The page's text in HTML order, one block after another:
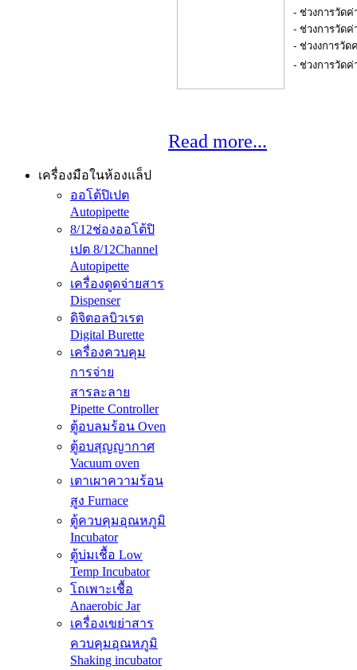
- ช่วงการวัดค่
- ช่วงการวัดค่
- ช่วงงการวัด
- ช่วงการวัด
Read more...
เครื่องมือในห้องแล็ป
ออโต้ปิเปต
Autopipette
8/12ช่องออโต้ปิ
เปต 8/12Channel
Autopipette
เครื่องดูดจ่ายสาร
Dispenser
ดิจิตอลบิวเรต
Digital Burette
เครื่องควบคุม
การจ่าย
สารละลาย
Pipette Controller
ตู้อบลมร้อน Oven
ตู้อบสุญญากาศ
Vacuum oven
เตาเผาความร้อน
สูง Furnace
ตู้ควบคุมอุณหภูมิ
Incubator
ตู้บ่มเชื้อ Low
Temp Incubator
โถเพาะเชื้อ
Anaerobic Jar
เครื่องเขย่าสาร
ควบคุมอุณหภูมิ
Shaking incubator